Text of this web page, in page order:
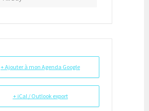
+ Ajouter à mon Agenda Google
+ iCal / Outlook export